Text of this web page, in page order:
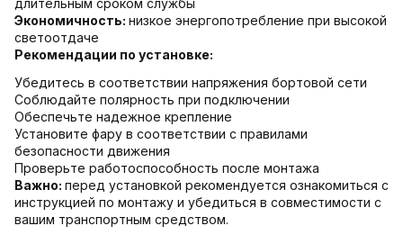
Экономичность: низкое энергопотребление при высокой
светоотдаче
Рекомендации по установке:
Убедитесь в соответствии напряжения бортовой сети
Соблюдайте полярность при подключении
Обеспечьте надежное крепление
Установите фару в соответствии с правилами
безопасности движения
Проверьте работоспособность после монтажа
Важно: перед установкой рекомендуется ознакомиться с
инструкцией по монтажу и убедиться в совместимости с
вашим транспортным средством.